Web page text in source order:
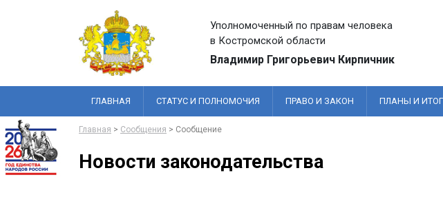
Уполномоченный по правам человека
в Костромской области
Владимир Григорьевич Кирпичник
ГЛАВНАЯ СТАТУС И ПОЛНОМОЧИЯ ПРАВО И ЗАКОН ПЛАНЫ И
Главная > Сообщения > Сообщение
Новости законодательства